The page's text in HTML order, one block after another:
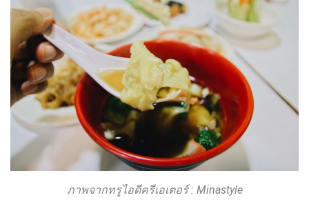
ภาพจากทรูไอดีครีเอเตอร์ : Minastyle